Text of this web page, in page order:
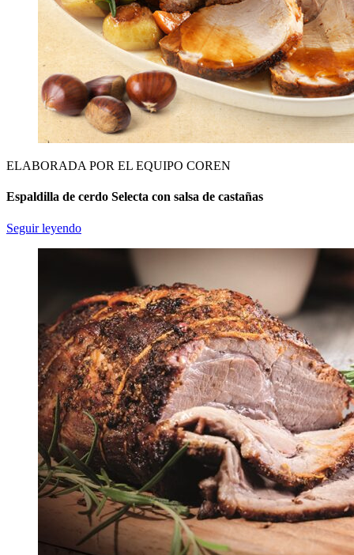
ELABORADA POR EL EQUIPO COREN
Espaldilla de cerdo Selecta con salsa de castañas
Seguir leyendo